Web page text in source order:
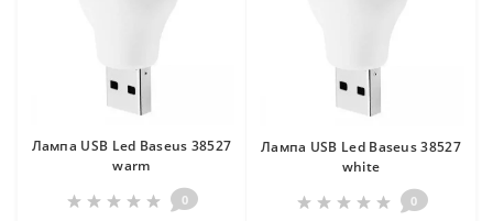
Лампа USB Led Baseus 38527
warm
0
Лампа USB Led Baseus 38527
white
0